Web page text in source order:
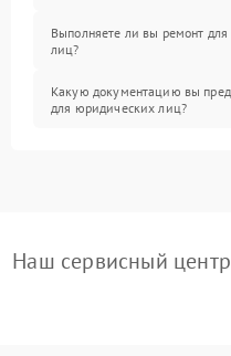
Выполняете ли вы ремонт
лиц?
Какую документацию вы
для юридических лиц?
Наш сервисный